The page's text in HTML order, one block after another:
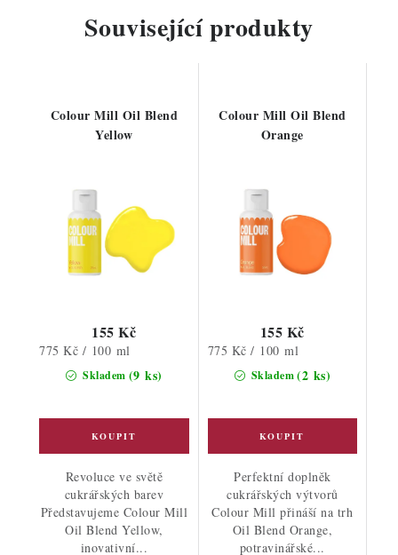
Související produkty
Colour Mill Oil Blend
Yellow
Skladem (9 ks)
155 Kč
Měrná
775 Kč / 100 ml
Revoluce ve světě
cukrářských barev
Představujeme Colour Mill
Oil Blend Yellow,
inovativní...
Colour Mill Oil Blend
Orange
Skladem(2 ks)
155 Kč
Měrná
775 Kč / 100 ml
Perfektní doplněk
cukrářských výtvorů
Colour Mill přináší na trh
Oil Blend Orange,
potravinářské...